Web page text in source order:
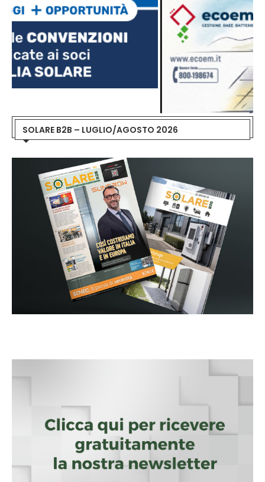
SOLARE B2B – LUGLIO/AGOSTO 2026